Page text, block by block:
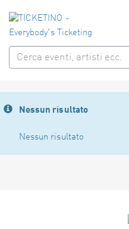
Nessun risultato
Nessun risultato